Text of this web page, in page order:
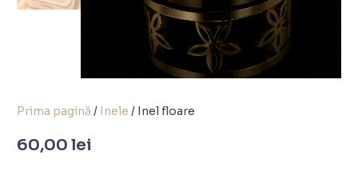
Prima pagină / Inele / Inel floare
60,00lei